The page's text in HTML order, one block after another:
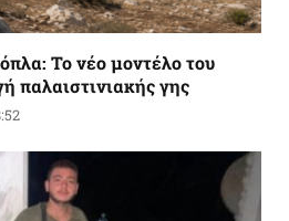
Το νέο μοντέλο του
παλαιστινιακής γης